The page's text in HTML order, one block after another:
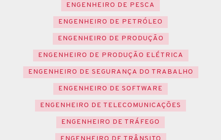
ENGENHEIRO DE PESCA
ENGENHEIRO DE PETRÓLEO
ENGENHEIRO DE PRODUÇÃO
ENGENHEIRO DE PRODUÇÃO ELÉTRICA
ENGENHEIRO DE SEGURANÇA DO TRABALHO
ENGENHEIRO DE SOFTWARE
ENGENHEIRO DE TELECOMUNICAÇÕES
ENGENHEIRO DE TRÁFEGO